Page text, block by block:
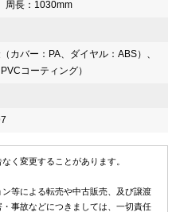
周長：1030mm
カバー：PA、ダイヤル：ABS）、
コーティング）
く変更することがあります。
等による転売や中古販売、及び譲渡
事故などにつきましては、一切責任